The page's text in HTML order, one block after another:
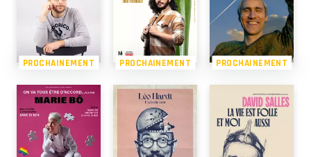
PROCHAINEMENT PROCHAINEMENT PROCHAINEMENT